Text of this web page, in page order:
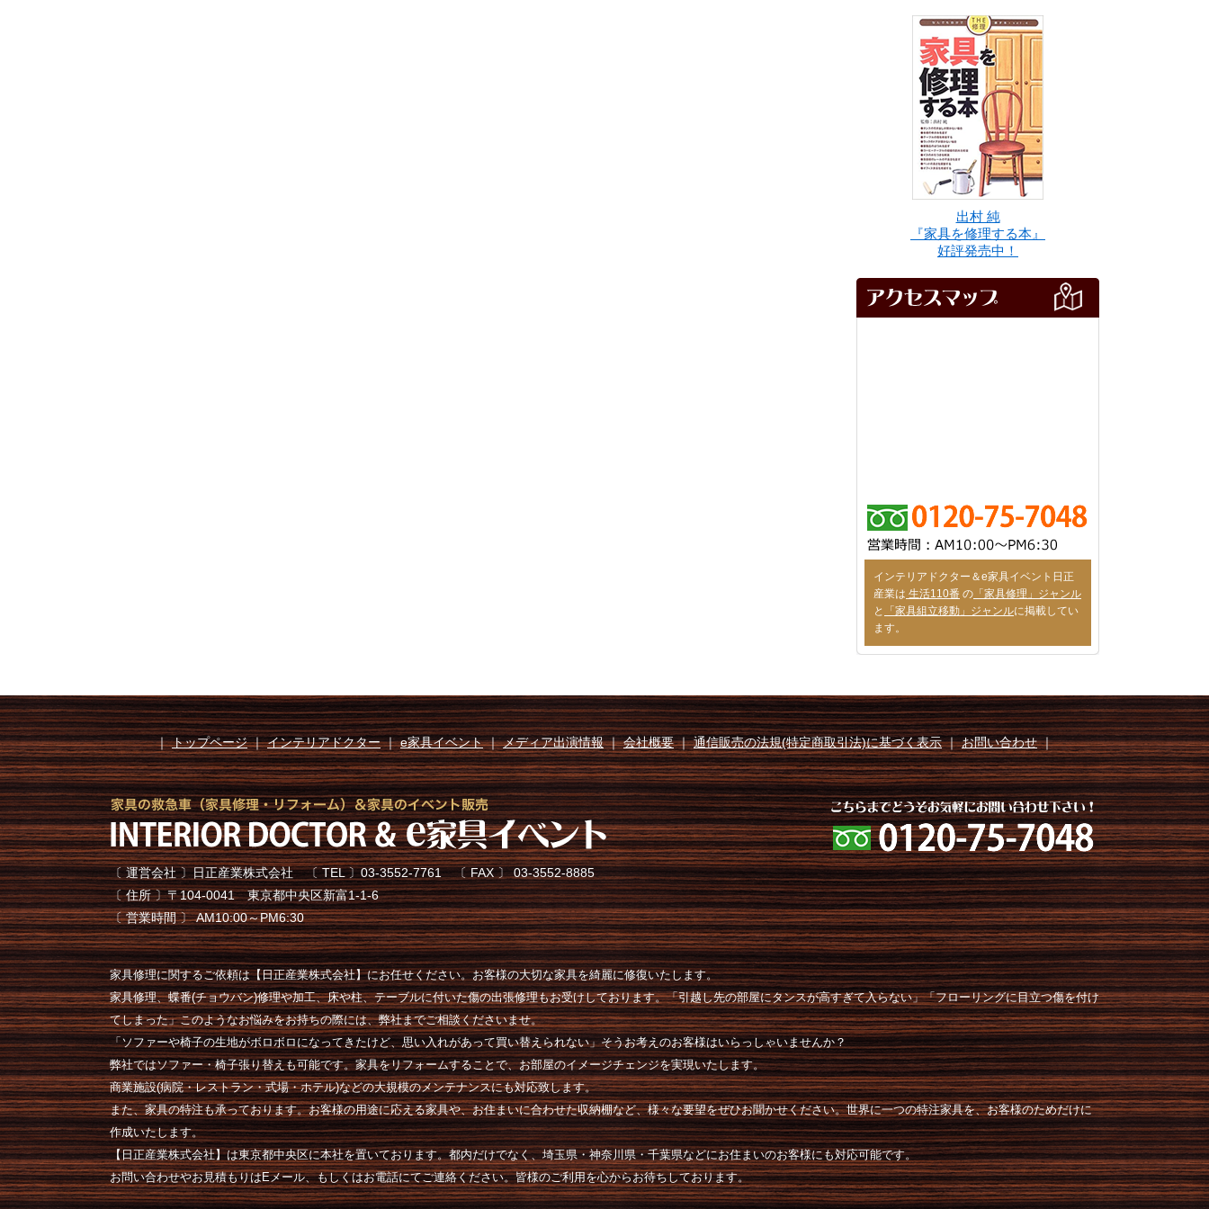
出村 純
『家具を修理する本』
好評発売中！
インテリアドクター＆e家具イベント日正
産業は 生活110番 の 「家具修理」ジャンル
と
「家具組立移動」ジャンルに掲載してい
ます。
｜トップページ｜インテリアドクター｜e家具イベント｜メディア出演情報｜会社概要｜通信販売の法規(特定商取引法)に基づく表示｜お問い合わせ｜
〔 運営会社 〕日正産業株式会社 〔 TEL 〕03-3552-7761 〔 FAX 〕 03-3552-8885
〔 住所 〕〒104-0041 東京都中央区新富1-1-6
〔 営業時間 〕 AM10:00～PM6:30
家具修理に関するご依頼は【日正産業株式会社】にお任せください。お客様の大切な家具を綺麗に修復いたします。
家具修理、蝶番(チョウバン)修理や加工、床や柱、テーブルに付いた傷の出張修理もお受けしております。「引越し先の部屋にタンスが高すぎて入らない」「フローリングに目立つ傷を付け
てしまった」このようなお悩みをお持ちの際には、弊社までご相談くださいませ。
「ソファーや椅子の生地がボロボロになってきたけど、思い入れがあって買い替えられない」そうお考えのお客様はいらっしゃいませんか？
弊社ではソファー・椅子張り替えも可能です。家具をリフォームすることで、お部屋のイメージチェンジを実現いたします。
商業施設(病院・レストラン・式場・ホテル)などの大規模のメンテナンスにも対応致します。
また、家具の特注も承っております。お客様の用途に応える家具や、お住まいに合わせた収納棚など、様々な要望をぜひお聞かせください。世界に一つの特注家具を、お客様のためだけに
作成いたします。
【日正産業株式会社】は東京都中央区に本社を置いております。都内だけでなく、埼玉県・神奈川県・千葉県などにお住まいのお客様にも対応可能です。
お問い合わせやお見積もりはEメール、もしくはお電話にてご連絡ください。皆様のご利用を心からお待ちしております。